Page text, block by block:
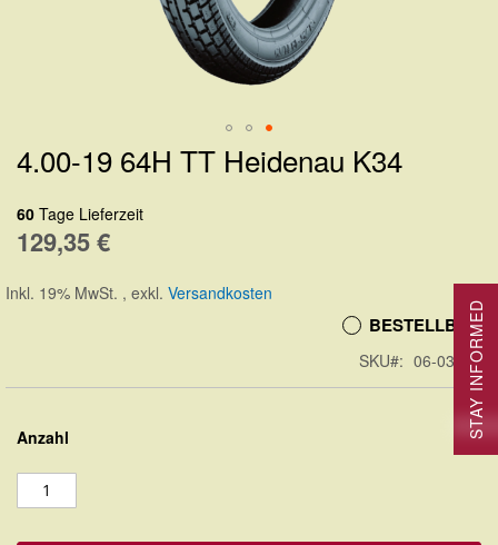
Zum
der
Bildergalerie
springen
4.00-19 64H TT Heidenau K34
60 Tage Lieferzeit
129,35 €
Inkl. 19% MwSt. , exkl. Versandkosten
BESTELLBAR
SKU 06-03570
Anzahl STAY INFORMED